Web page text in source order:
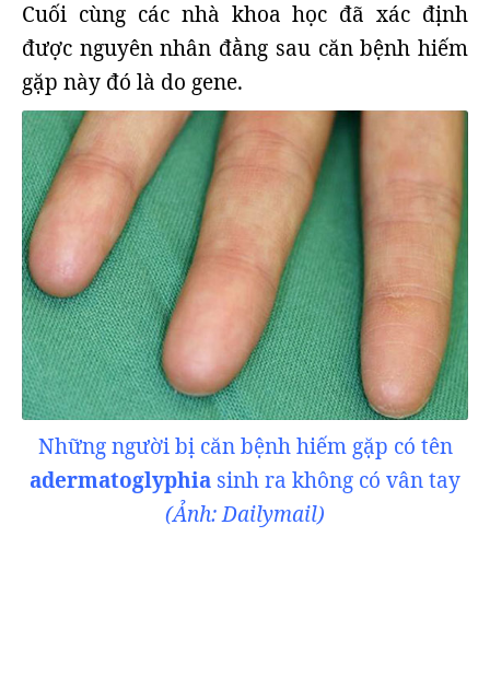
Cuối cùng các nhà khoa học đã xác định
được nguyên nhân đằng sau căn bệnh hiếm
gặp này đó là do gene.
Những người bị căn bệnh hiếm gặp có tên
adermatoglyphia sinh ra không có vân tay
(Ảnh: Dailymail)